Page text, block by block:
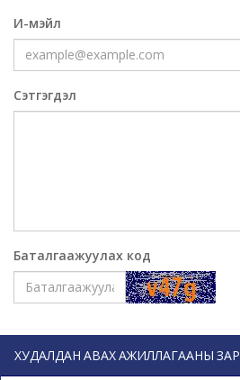
И-мэйл
Сэтгэгдэл
Баталгаажуулах код
ХУДАЛДАН АВАХ АЖИЛЛАГААНЫ ЗАР